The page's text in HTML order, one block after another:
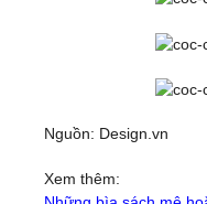
Nguồn: Design.vn
Xem thêm: